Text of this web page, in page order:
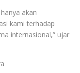
akan
kami terhadap
internasional,” ujar